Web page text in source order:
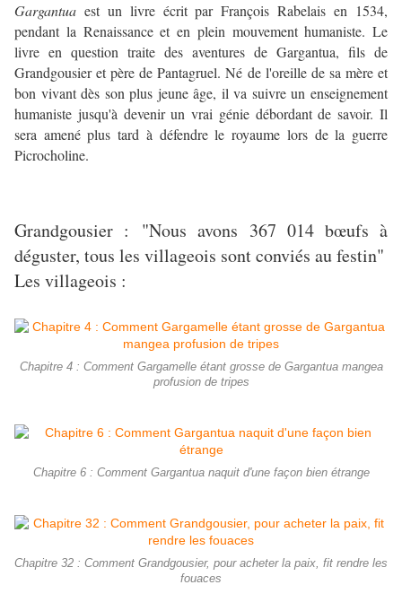
Gargantua est un livre écrit par François Rabelais en 1534,
pendant la Renaissance et en plein mouvement humaniste. Le
livre en question traite des aventures de Gargantua, fils de
Grandgousier et père de Pantagruel. Né de l'oreille de sa mère et
bon vivant dès son plus jeune âge, il va suivre un enseignement
humaniste jusqu'à devenir un vrai génie débordant de savoir. Il
sera amené plus tard à défendre le royaume lors de la guerre
Picrocholine.
Grandgousier : "Nous avons 367 014 bœufs à
déguster, tous les villageois sont conviés au festin"
Les villageois :
Chapitre 4 : Comment Gargamelle étant grosse de Gargantua mangea
profusion de tripes
Chapitre 6 : Comment Gargantua naquit d'une façon bien étrange
Chapitre 32 : Comment Grandgousier, pour acheter la paix, fit rendre les
fouaces